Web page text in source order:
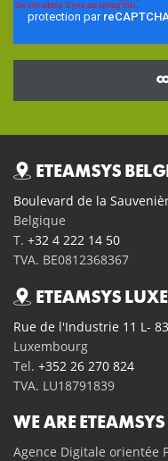
ETEAMSYS
Boulevard de la
Belgique
T. +32 4 222 14 50
TVA. BE0812368367
ETEAMSYS
Rue de l'Industrie 11 L-
Luxembourg
Tel. +352 26 270 824
TVA. LU18791839
WE ARE ETEAMSYS
Agence Digitale orientée